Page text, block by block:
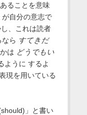
ることを意味
自分の意志で
、これは読者
ら すてきだ
は どうでもい
ように するよ
現を用いている
」と書い